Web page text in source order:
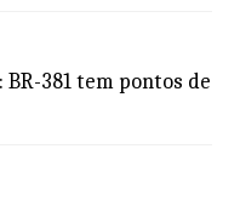
381 tem pontos de